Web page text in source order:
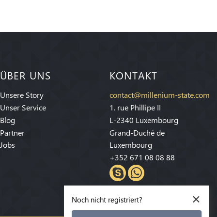
ÜBER UNS
Unsere Story
Unser Service
Blog
Partner
Jobs
KONTAKT
contact@millenium-state.com
1. rue Phillipe II
L-2340 Luxembourg
Grand-Duché de
Luxembourg
+352 671 08 08 88
×
Noch nicht registriert?